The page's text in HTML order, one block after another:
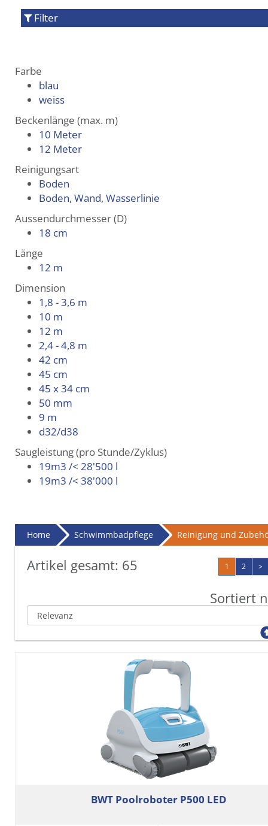
Filter
Farbe
blau
weiss
Beckenlänge (max. m)
10 Meter
12 Meter
Reinigungsart
Boden
Boden, Wand, Wasserlinie
Aussendurchmesser (D)
18 cm
Länge
12 m
Dimension
1,8 - 3,6 m
10 m
12 m
2,4 - 4,8 m
42 cm
45 cm
45 x 34 cm
50 mm
9 m
d32/d38
Saugleistung (pro Stunde/Zyklus)
19m3 /< 28'500 l
19m3 /< 38'000 l
Home Schwimmbadpflege Reinigung und
Artikel gesamt: 65 1 2 >
Sortiert
BWT Poolroboter P500 LED